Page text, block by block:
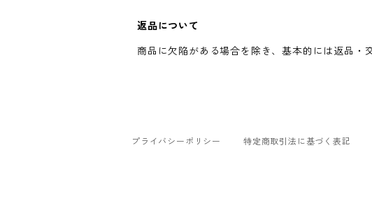
返品について
商品に欠陥がある場合を除き、基本的には返品・
プライバシーポリシー 特定商取引法に基づく表記